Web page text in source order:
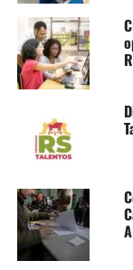
As famílias
mail para
os telefones (51)
1º de abril.
Bolsas
Já as bolsas
de graduação
Universidade
efetivamente